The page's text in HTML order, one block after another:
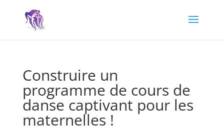
Construire un
programme de cours de
danse captivant pour les
maternelles !